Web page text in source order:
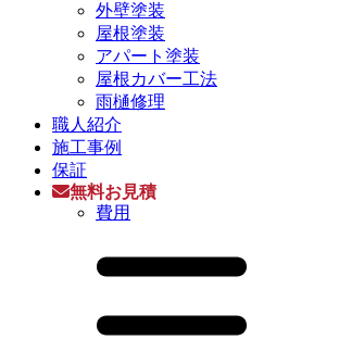
外壁塗装
屋根塗装
アパート塗装
屋根カバー工法
雨樋修理
職人紹介
施工事例
保証
無料お見積
費用